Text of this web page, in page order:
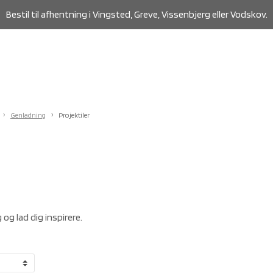
Bestil til afhentning i Vingsted, Greve, Vissenbjerg eller Vodskov.
Genladning Projektiler
lad dig inspirere.